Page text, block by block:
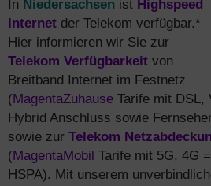
In Niedersachsen ist Highspeed
Internet der Telekom verfügbar.*
Hier informieren wir Sie zur
Telekom Verfügbarkeit von
Breitband Internet im Festnetz
(MagentaZuhause Tarife mit DSL,
Hybrid Anschluss sowie
sowie zur Telekom
(MagentaMobil Tarife mit 5G, 4G
HSPA). Mit unserem